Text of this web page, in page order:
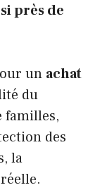
près de
un achat
du
familles,
des
la